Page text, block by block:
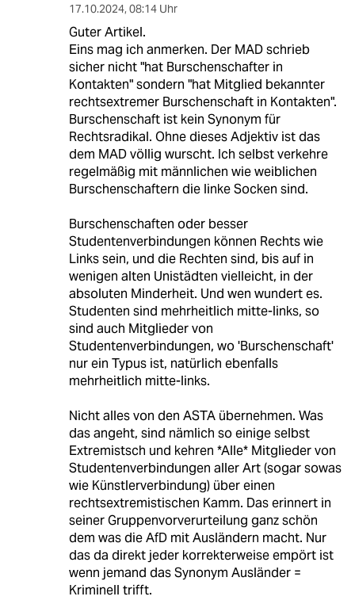
17.10.2024, 08:14 Uhr
Guter Artikel.
Eins mag ich anmerken. Der MAD schrieb
sicher nicht "hat Burschenschafter in
Kontakten" sondern "hat Mitglied bekannter
rechtsextremer Burschenschaft in Kontakten".
Burschenschaft ist kein Synonym für
Rechtsradikal. Ohne dieses Adjektiv ist das
dem MAD völlig wurscht. Ich selbst verkehre
regelmäßig mit männlichen wie weiblichen
Burschenschaftern die linke Socken sind.
Burschenschaften oder besser
Studentenverbindungen können Rechts wie
Links sein, und die Rechten sind, bis auf in
wenigen alten Unistädten vielleicht, in der
absoluten Minderheit. Und wen wundert es.
Studenten sind mehrheitlich mitte-links, so
sind auch Mitglieder von
Studentenverbindungen, wo 'Burschenschaft'
nur ein Typus ist, natürlich ebenfalls
mehrheitlich mitte-links.
Nicht alles von den ASTA übernehmen. Was
das angeht, sind nämlich so einige selbst
Extremistsch und kehren *Alle* Mitglieder von
Studentenverbindungen aller Art (sogar sowas
wie Künstlerverbindung) über einen
rechtsextremistischen Kamm. Das erinnert in
seiner Gruppenvorverurteilung ganz schön
dem was die AfD mit Ausländern macht. Nur
das da direkt jeder korrekterweise empört ist
wenn jemand das Synonym Ausländer =
Kriminell trifft.